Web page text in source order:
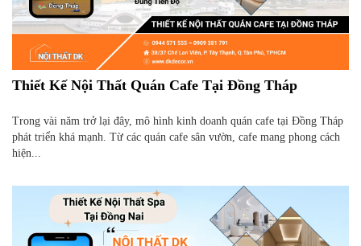
Thiết Kế Nội Thất Quán Cafe Tại Đồng Tháp
Trong vài năm trở lại đây, mô hình kinh doanh quán cafe tại Đồng Tháp
phát triển khá mạnh. Từ các quán cafe sân vườn, cafe mang phong cách
hiện...